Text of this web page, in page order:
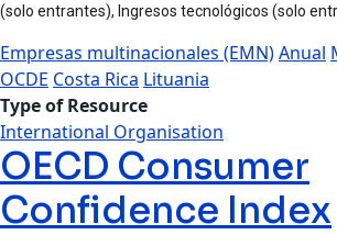
(solo entrantes), Ingresos tecnológicos (solo
Empresas multinacionales (EMN)Anual
OCDE Costa Rica Lituania
Type of Resource
International Organisation
OECD Consumer
Confidence Index